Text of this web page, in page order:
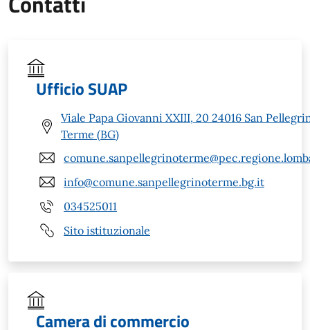
Ufficio SUAP
Viale Papa Giovanni XXIII, 20 24016 San
Terme (BG)
info@comune.sanpellegrinoterme.bg.it
034525011
Sito istituzionale
Camera di commercio